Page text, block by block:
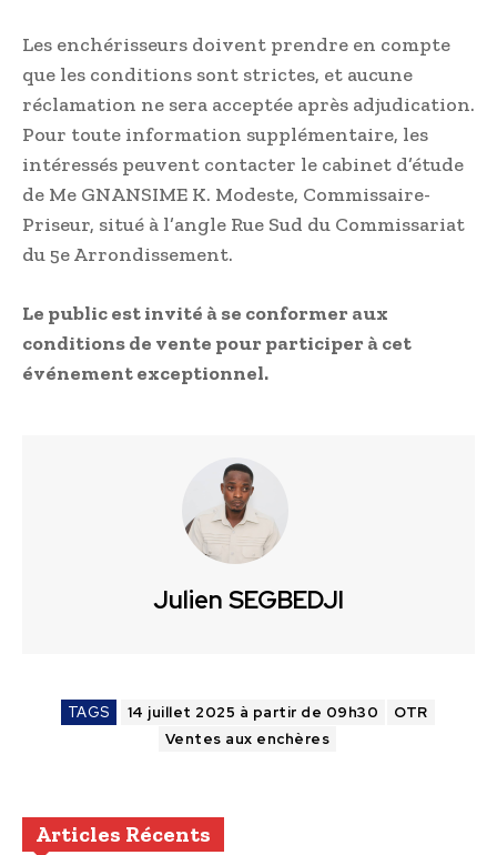
Les enchérisseurs doivent prendre en compte
que les conditions sont strictes, et aucune
réclamation ne sera acceptée après adjudication.
Pour toute information supplémentaire, les
intéressés peuvent contacter le cabinet d’étude
de Me GNANSIME K. Modeste, Commissaire-
Priseur, situé à l’angle Rue Sud du Commissariat
du 5e Arrondissement.
Le public est invité à se conformer aux
conditions de vente pour participer à cet
événement exceptionnel.
Julien SEGBEDJI
TAGS 14 juillet 2025 à partir de 09h30
OTR
Ventes aux enchères
Articles Récents